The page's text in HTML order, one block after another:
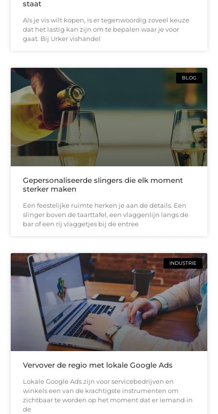
staat
Als je vis wilt kopen, is er tegenwoordig zoveel keuze
dat het lastig kan zijn om te bepalen waar je voor
gaat. Bij Urker vishandel
BLOG
Gepersonaliseerde slingers die elk moment
sterker maken
Een feestelijke ruimte herken je aan de details. Een
slinger boven de taarttafel, een vlaggenlijn langs de
bar of een rij vlaggetjes bij de entree
INDUSTRIE
Vervover de regio met lokale Google Ads
Lokale Google Ads zijn voor servicebedrijven en
winkels een van de krachtigste instrumenten om
zichtbaar te worden op het moment dat er iemand in
de